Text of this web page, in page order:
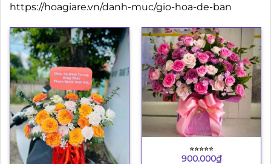
https://hoagiare.vn/danh-muc/gio-hoa-de-ban
⭐︎⭐︎⭐︎⭐︎⭐︎
900.000₫